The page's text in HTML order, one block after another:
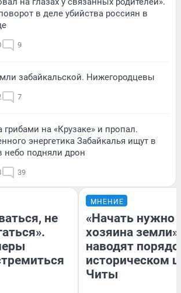
в деле убийства россиян в
9
забайкальской. Нижегородцевы
7
грибами на «Крузаке» и пропал.
энергетика Забайкалья ищут в
небо подняли дрон
39
не
МНЕНИЕ
«Начать нужно
хозяина
наводят
историческом
Читы